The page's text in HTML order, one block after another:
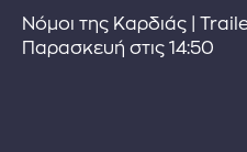
Νόμοι της Καρδιάς |
Παρασκευή στις 14:50